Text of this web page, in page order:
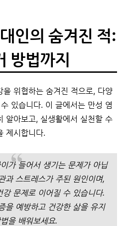
인의 숨겨진 적:
방법까지
을 위협하는 숨겨진 적으로, 다양
있습니다. 이 글에서는 만성 염
알아보고, 실생활에서 실천할 수
제시합니다.
가 들어서 생기는 문제가 아닙
과 스트레스가 주된 원인이며,
강 문제로 이어질 수 있습니다.
을 예방하고 건강한 삶을 유지
을 배워보세요.